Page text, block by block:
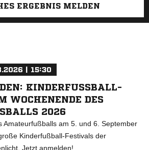
ERGEBNIS MELDEN
| 15:30
KINDERFUSSBALL-F
DES A
2026
Amateurfußballs am 5. und 6. September
Kinderfußball-Festivals der
Jetzt anmelden!